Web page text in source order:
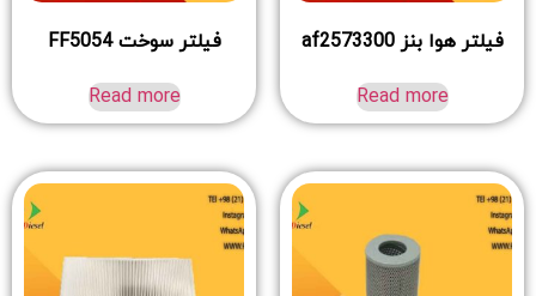
فیلتر هوا بنز af2573300
Read more
فیلتر سوخت FF5054
Read more